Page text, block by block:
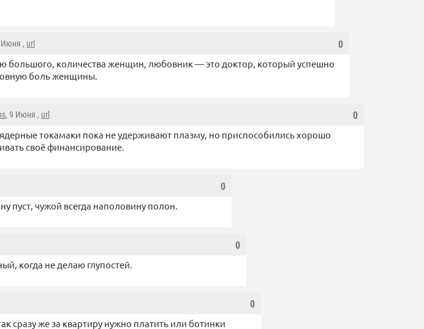
0
Июня , url
большого, количества женщин, любовник — это доктор, который успешно
боль женщины.
0
, 9 Июня , url
токамаки пока не удерживают плазму, но приспособились хорошо
своё финансирование.
0
пуст, чужой всегда наполовину полон.
0
когда не делаю глупостей.
0
сразу же за квартиру нужно платить или ботинки